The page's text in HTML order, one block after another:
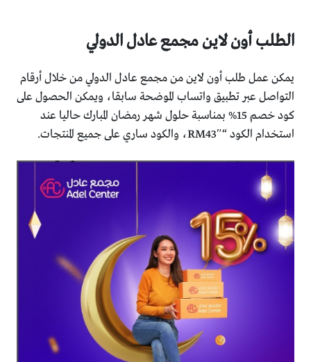
الطلب أون لاين مجمع عادل الدولي
يمكن عمل طلب أون لاين من مجمع عادل الدولي من خلال أرقام
التواصل عبر تطبيق واتساب الموضحة سابقا، ويمكن الحصول على
كود خصم 15% بمناسبة حلول شهر رمضان المبارك حاليا عند
استخدام الكود “RM43″، والكود ساري على جميع المنتجات.